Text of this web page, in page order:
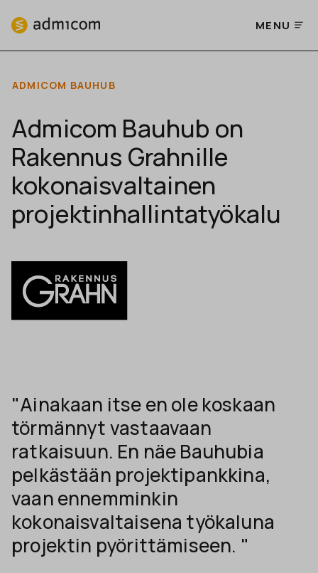
MENU
ADMICOM BAUHUB
Admicom Bauhub on
Rakennus Grahnille
kokonais­valtainen
projektin­hallinta­työkalu
"Ainakaan itse en ole koskaan
törmännyt vastaavaan
ratkaisuun. En näe Bauhubia
pelkästään projektipankkina,
vaan ennemminkin
kokonaisvaltaisena työkaluna
projektin pyörittämiseen. "